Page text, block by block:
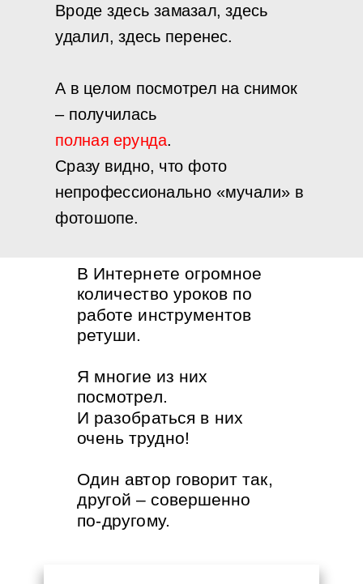
Вроде здесь замазал, здесь
удалил, здесь перенес.
А в целом посмотрел на снимок
– получилась
полная ерунда.
Сразу видно, что фото
непрофессионально «мучали» в
фотошопе.
В Интернете огромное
количество уроков по
работе инструментов
ретуши.
Я многие из них
посмотрел.
И разобраться в них
очень трудно!
Один автор говорит так,
другой – совершенно
по-другому.